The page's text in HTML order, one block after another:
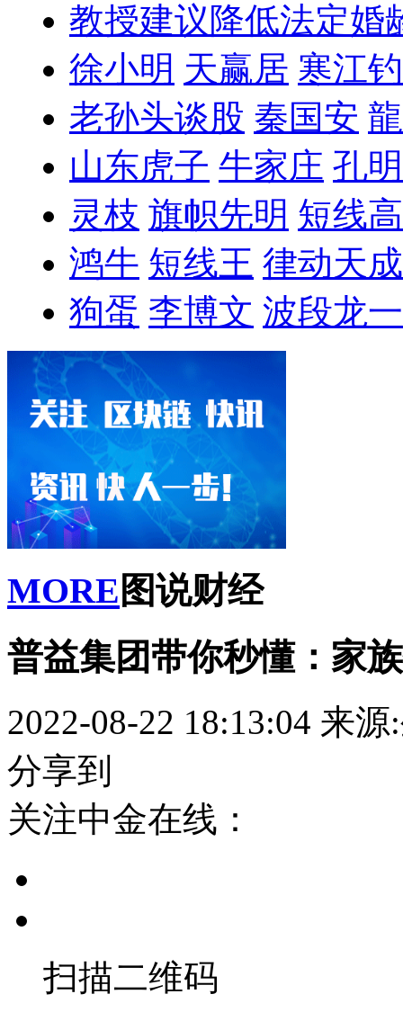
教授建议降低法定婚
徐小明 天赢居 寒江
老孙头谈股 秦国安
山东虎子 牛家庄 孔
灵枝 旗帜先明 短线
鸿牛 短线王 律动天成
狗蛋 李博文 波段龙一
MORE 图说财经
普益集团带你秒懂：家
2022-08-22 18:13:04 来源
分享到
关注中金在线：
扫描二维码